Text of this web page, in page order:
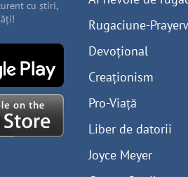
cu știri,
Rugaciune-
Devoțional
Creaționism
Pro-Viață
Liber de datorii
Joyce Meyer